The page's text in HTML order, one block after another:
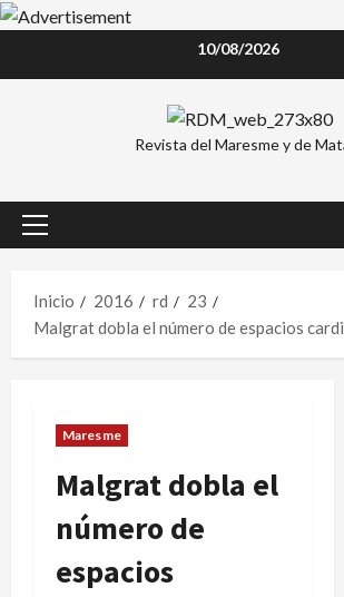
10/08/2026
Revista del Maresme y de
Menú
Inicio
2016 rd
23
Malgrat dobla el número de espacios
Maresme
Malgrat dobla el
número de
espacios